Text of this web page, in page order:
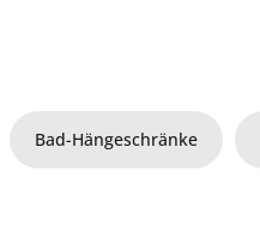
Bad-Hängeschränke